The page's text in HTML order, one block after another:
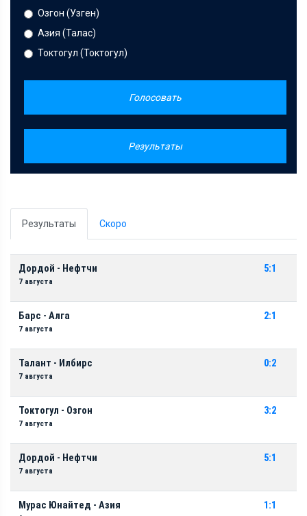
Озгон (Узген)
Азия (Талас)
Токтогул (Токтогул)
Голосовать
Результаты
Результаты Скоро
Дордой - Нефтчи
7 августа
5:1
Барс - Алга
7 августа
2:1
Талант - Илбирс
7 августа
0:2
Токтогул - Озгон
7 августа
3:2
Дордой - Нефтчи
7 августа
5:1
Мурас Юнайтед - Азия 1:1